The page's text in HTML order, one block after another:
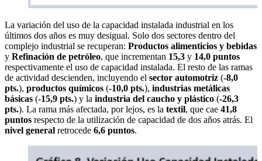
La variación del uso de la capacidad instalada industrial en los
últimos dos años es muy desigual. Solo dos sectores dentro del
complejo industrial se recuperan: Productos alimenticios y bebidas
y Refinación de petróleo, que incrementan 15,3 y 14,0 puntos
respectivamente el uso de capacidad instalada. El resto de las ramas
de actividad descienden, incluyendo el sector automotriz (-8,0
pts.), productos químicos (-10,0 pts.), industrias metálicas
básicas (-15,9 pts.) y la industria del caucho y plástico (-26,3
pts.). La rama más afectada, por lejos, es la textil, que cae 41,8
puntos respecto de la utilización de capacidad de dos años atrás. El
nivel general retrocede 6,6 puntos.